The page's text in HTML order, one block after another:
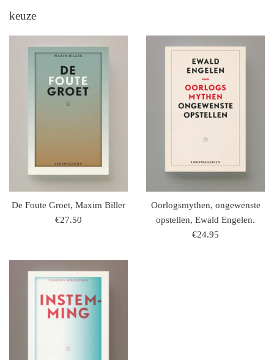
keuze
De Foute Groet, Maxim Biller
regulaire
€27.50
Oorlogsmythen, ongewenste
opstellen, Ewald Engelen.
regulaire
€24.95